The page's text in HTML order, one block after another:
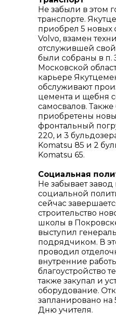
Не забыли в этом
транспорте.
приобрел 5 новых
Volvo, взамен
отслужившей
были собраны в п.
Московской
карьере
обслуживают
цемента и щебня
самосвалов.
приобретены
фронтальный
220, и 3
Komatsu 85 и 2
Komatsu 65.
Социальная
Не забывает завод
социальной
сейчас
строительство
школы в
выступил
подрядчиком. В
проводил
внутренние
благоустройство
также закупал и
оборудование.
запланировано на
Дню учителя.